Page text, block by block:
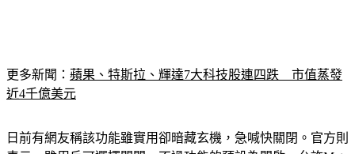
近4千億美元
表示，雖用戶可選擇關閉，不過功能的預設為開啟，允許Meta